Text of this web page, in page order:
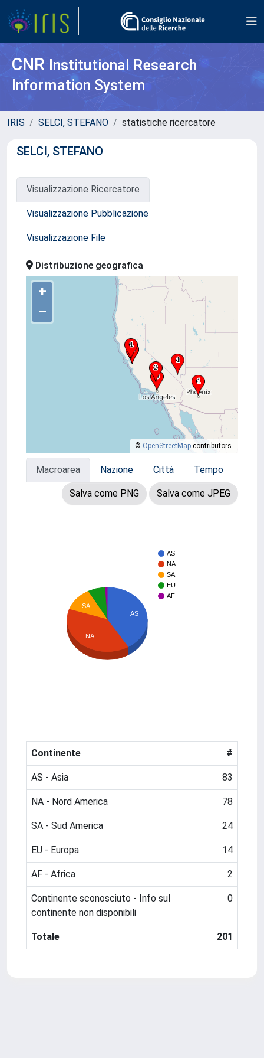
CNR Institutional Research
Information System
IRIS SELCI, STEFANO statistiche ricercatore
SELCI, STEFANO
Visualizzazione Ricercatore
Visualizzazione Pubblicazione
Visualizzazione File
Distribuzione geografica
+
–
© OpenStreetMap contributors.
Macroarea Nazione Città Tempo
Salva come PNG Salva come JPEG
AS
NA
SA
EU
AF
AS
SA
NA
Continente #
AS - Asia 83
NA - Nord America 78
SA - Sud America 24
EU - Europa 14
AF - Africa 2
Continente sconosciuto - Info sul
continente non disponibili
0
Totale 201